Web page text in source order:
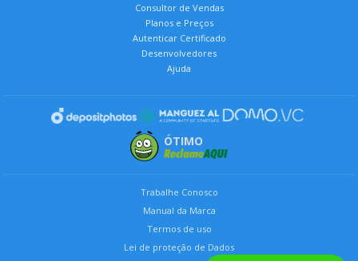
Consultor de Vendas
Planos e Preços
Autenticar Certificado
Desenvolvedores
Ajuda
ÓTIMO
Trabalhe Conosco
Manual da Marca
Termos de uso
Lei de proteção de Dados